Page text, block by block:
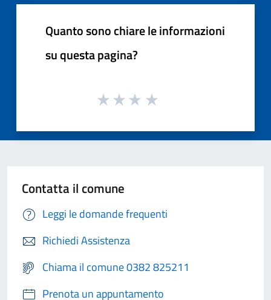
Quanto sono chiare le informazioni
su questa pagina?
Contatta il comune
Leggi le domande frequenti
Richiedi Assistenza
Chiama il comune 0382 825211
Prenota un appuntamento